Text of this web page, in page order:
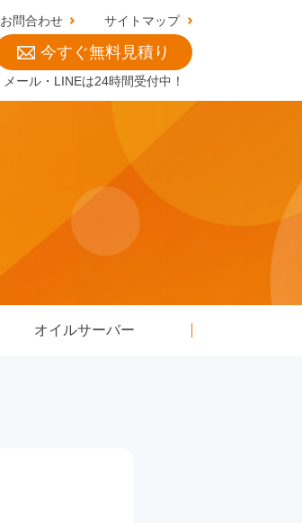
お問合わせ サイトマップ
今すぐ無料見積り
メール・LINEは24時間受付中！
オイルサーバー